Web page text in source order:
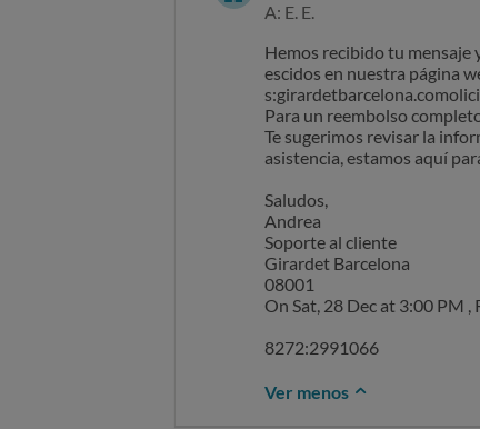
Exijo una dirección en
A: E. E.
Hemos recibido tu mensaje
escidos en nuestra página
Para un reembolso
Te sugerimos revisar la
asistencia, estamos aquí
Saludos,
Andrea
Soporte al cliente
Girardet Barcelona
08001
On Sat, 28 Dec at 3:00 PM ,
8272:2991066
Ver menos